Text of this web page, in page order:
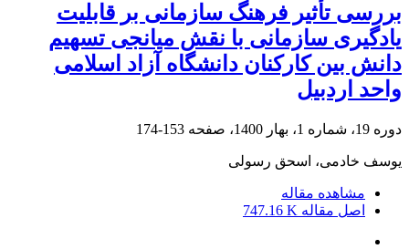
بررسی تأثیر فرهنگ سازمانی بر قابلیت
یادگیری سازمانی با نقش میانجی تسهیم
دانش بین کارکنان دانشگاه آزاد اسلامی
واحد اردبیل
دوره 19، شماره 1، بهار 1400، صفحه 153-174
یوسف خادمی، اسحق رسولی
مشاهده مقاله
اصل مقاله 747.16 K